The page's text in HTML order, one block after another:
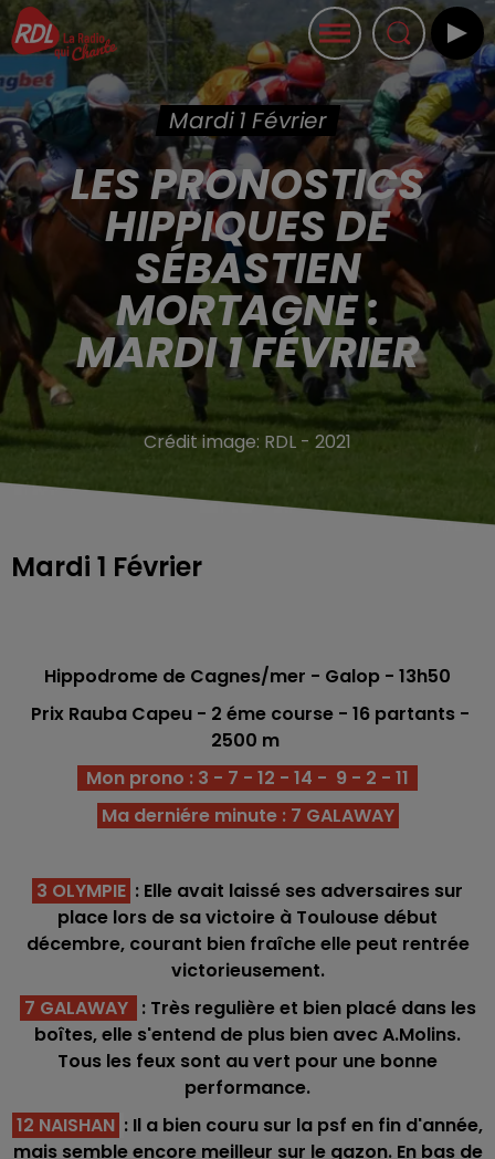
Mardi 1 Février
LES PRONOSTICS
HIPPIQUES DE
SÉBASTIEN
MORTAGNE :
MARDI 1 FÉVRIER
Crédit image: RDL - 2021
Mardi 1 Février
Hippodrome de Cagnes/mer - Galop - 13h50
Prix Rauba Capeu - 2 éme course - 16 partants -
2500 m
Mon prono : 3 - 7 - 12 - 14 - 9 - 2 - 11
Ma derniére minute : 7 GALAWAY
3 OLYMPIE : Elle avait laissé ses adversaires sur
place lors de sa victoire à Toulouse début
décembre, courant bien fraîche elle peut rentrée
victorieusement.
7 GALAWAY : Très regulière et bien placé dans les
boîtes, elle s'entend de plus bien avec A.Molins.
Tous les feux sont au vert pour une bonne
performance.
12 NAISHAN : Il a bien couru sur la psf en fin d'année,
mais semble encore meilleur sur le gazon. En bas de